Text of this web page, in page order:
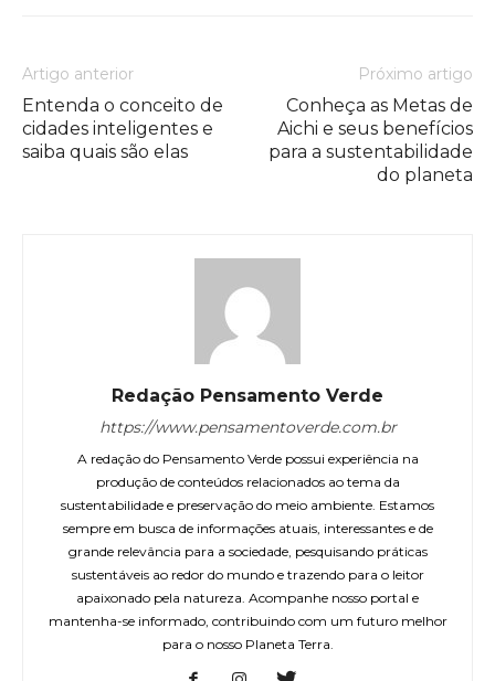
Artigo anterior
Entenda o conceito de
cidades inteligentes e
saiba quais são elas
Próximo artigo
Conheça as Metas de
Aichi e seus benefícios
para a sustentabilidade
do planeta
Redação Pensamento Verde
https://www.pensamentoverde.com.br
A redação do Pensamento Verde possui experiência na
produção de conteúdos relacionados ao tema da
sustentabilidade e preservação do meio ambiente. Estamos
sempre em busca de informações atuais, interessantes e de
grande relevância para a sociedade, pesquisando práticas
sustentáveis ao redor do mundo e trazendo para o leitor
apaixonado pela natureza. Acompanhe nosso portal e
mantenha-se informado, contribuindo com um futuro melhor
para o nosso Planeta Terra.